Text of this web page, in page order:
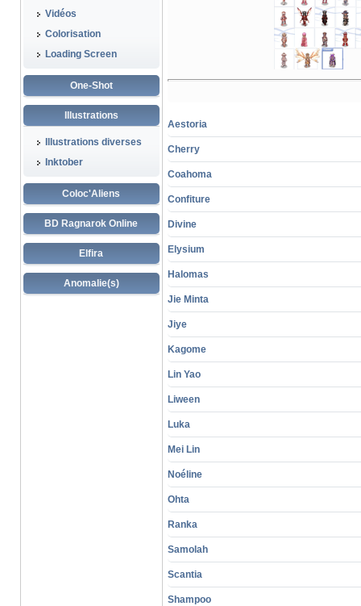
Vidéos
Colorisation
Loading Screen
One-Shot
Illustrations
Illustrations diverses
Inktober
Coloc'Aliens
BD Ragnarok Online
Elfira
Anomalie(s)
Aestoria
Cherry
Coahoma
Confiture
Divine
Elysium
Halomas
Jie Minta
Jiye
Kagome
Lin Yao
Liween
Luka
Mei Lin
Noéline
Ohta
Ranka
Samolah
Scantia
Shampoo